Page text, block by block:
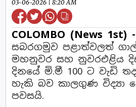
03-06-2026 | 8:20 AM
COLOMBO (News 1st) -
සබරගමුව පළාත්වලත්
මහනුවර සහ නුවරඑළිය
දිනයේ මි.මී 100 ට වැඩි
හැකි බව කාලගුණ විද්‍යා
පවසයි.